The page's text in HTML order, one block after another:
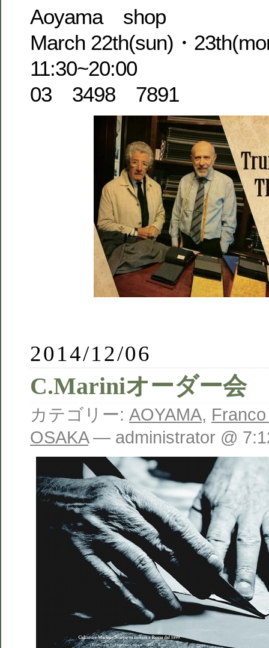
Aoyama shop
March 22th(sun)・
11:30~20:00
03 3498 7891
2014/12/06
C.Mariniオーダー会
カテゴリー: AOYAMA,
OSAKA— administrator @